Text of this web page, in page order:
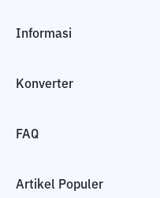
Informasi
Konverter
FAQ
Artikel Populer